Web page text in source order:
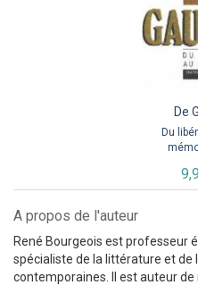
De
Du
A propos de l'auteur
René Bourgeois est professeur
spécialiste de la littérature et de
contemporaines. Il est auteur